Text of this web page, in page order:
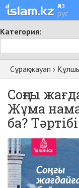
қаз
рус
Категория:
Сұрақ-жауап ›
Соңғы
Жұма
ба?